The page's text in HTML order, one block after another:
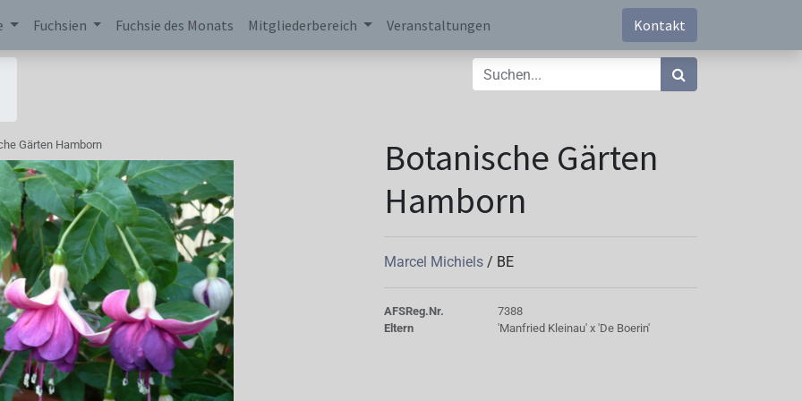
Fuchsien Fuchsie des Monats Mitgliederbereich Veranstaltungen Kontakt
Gärten Hamborn
Botanische Gärten
Hamborn
Marcel Michiels / BE
AFSReg.Nr.
7388
Eltern
'Manfried Kleinau' x 'De Boerin'